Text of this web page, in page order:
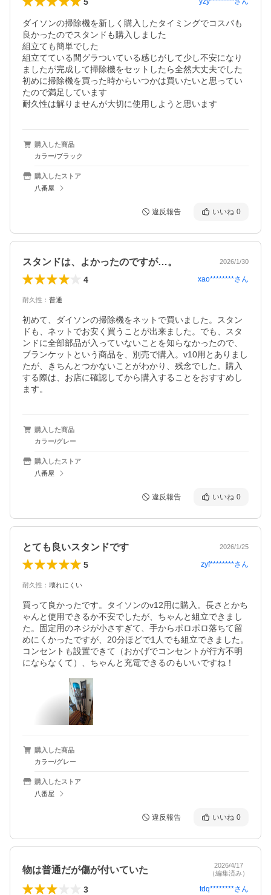
ダイソンの掃除機を新しく購入したタイミングでコスパも
良かったのでスタンドも購入しました
組立ても簡単でした
組立てている間グラついている感じがして少し不安になり
ましたが完成して掃除機をセットしたら全然大丈夫でした
初めに掃除機を買った時からいつかは買いたいと思ってい
たので満足しています
耐久性は解りませんが大切に使用しようと思います
購入した商品
カラー/ブラック
購入したストア
八番屋
違反報告 いいね 0
スタンドは、よかったのですが…。 2026/1/30
4 xao********さん
耐久性 ： 普通
初めて、ダイソンの掃除機をネットで買いました。スタン
ドも、ネットでお安く買うことが出来ました。でも、スタ
ンドに全部部品が入っていないことを知らなかったので、
ブランケットという商品を、別売で購入。v10用とありまし
たが、きちんとつかないことがわかり、残念でした。購入
する際は、お店に確認してから購入することをおすすめし
ます。
購入した商品
カラー/グレー
購入したストア
八番屋
違反報告 いいね 0
とても良いスタンドです 2026/1/25
5 zyf********さん
耐久性 ： 壊れにくい
買って良かったです。タイソンのv12用に購入。長さとかち
ゃんと使用できるか不安でしたが、ちゃんと組立できまし
た。固定用のネジが小さすぎて、手からポロポロ落ちて留
めにくかったですが、20分ほどで1人でも組立できました。
コンセントも設置できて（おかげでコンセントが行方不明
にならなくて）、ちゃんと充電できるのもいいですね！
購入した商品
カラー/グレー
購入したストア
八番屋
違反報告 いいね 0
物は普通だが傷が付いていた
2026/4/17
（編集済み）
3 tdq********さん